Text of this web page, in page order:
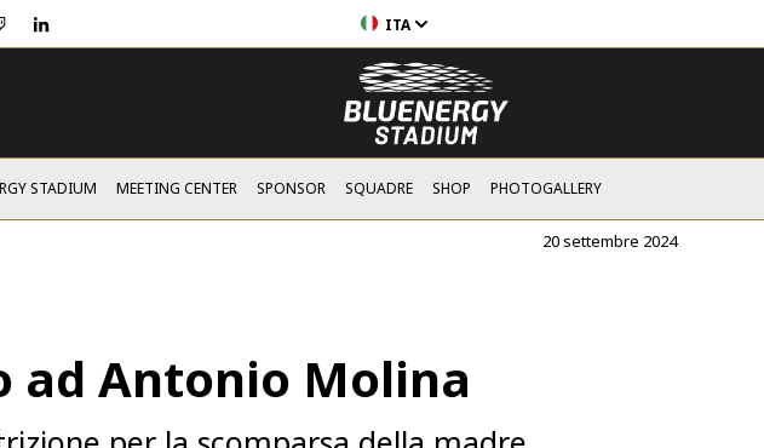
twitchlinkedin ITA
STADIUM MEETING CENTER SPONSOR SQUADRE SHOP PHOTOGALLERY
20 settembre 2024
ad Antonio Molina